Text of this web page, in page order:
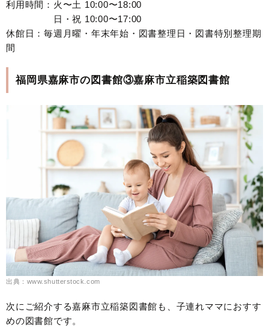
利用時間：火〜土 10:00〜18:00
日・祝 10:00〜17:00
休館日：毎週月曜・年末年始・図書整理日・図書特別整理期
間
福岡県嘉麻市の図書館③嘉麻市立稲築図書館
出典：www.shutterstock.com
次にご紹介する嘉麻市立稲築図書館も、子連れママにおすす
めの図書館です。